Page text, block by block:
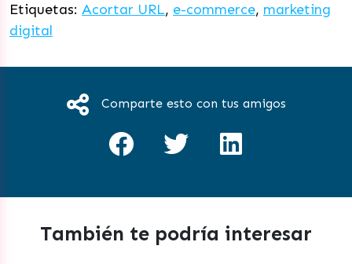
Etiquetas: Acortar URL, e-commerce, marketing
digital
Comparte esto con tus amigos
También te podría interesar